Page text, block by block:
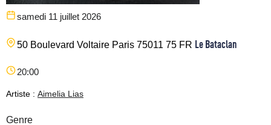
samedi 11 juillet 2026
50 Boulevard Voltaire Paris 75011 75 FR Le Bataclan
20:00
Artiste : Aimelia Lias
Genre